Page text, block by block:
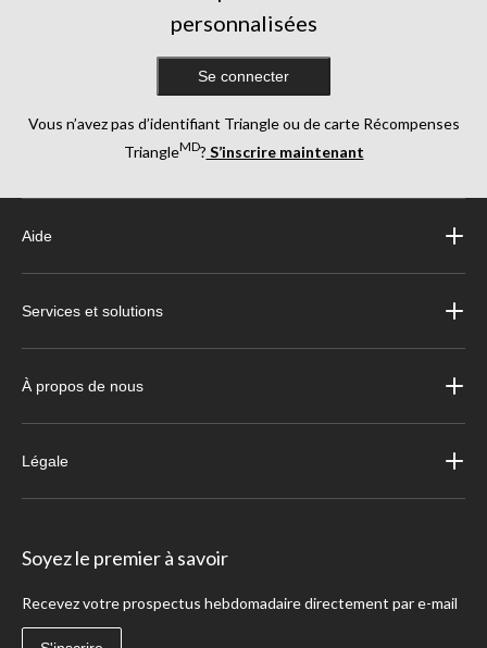
personnalisées
Se connecter
Vous n’avez pas d’identifiant Triangle ou de carte Récompenses
TriangleMD? S’inscrire maintenant
Aide
Services et solutions
À propos de nous
Légale
Soyez le premier à savoir
Recevez votre prospectus hebdomadaire directement par e-mail